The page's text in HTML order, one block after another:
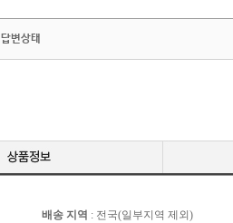
답변상태
배송 지역 : 전국(일부지역 제외)